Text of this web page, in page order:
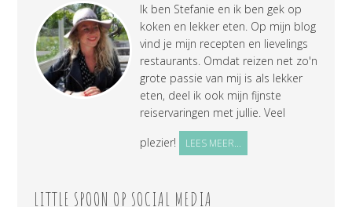
Ik ben Stefanie en ik ben gek op
koken en lekker eten. Op mijn blog
vind je mijn recepten en lievelings
restaurants. Omdat reizen net zo'n
grote passie van mij is als lekker
eten, deel ik ook mijn fijnste
reiservaringen met jullie. Veel
plezier!
LEES MEER...
LITTLE SPOON OP SOCIAL MEDIA